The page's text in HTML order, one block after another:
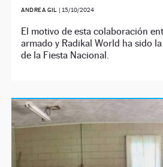
ANDREA GIL | 15/10/2024
El motivo de esta colaboración
armado y Radikal World ha sido
de la Fiesta Nacional.